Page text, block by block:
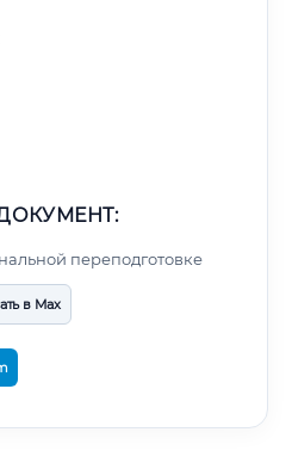
переподготовке
в Max